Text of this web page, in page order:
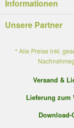
Informationen
Unsere Partner
* Alle Preise inkl.
Versand &
Lieferung zum
Download-